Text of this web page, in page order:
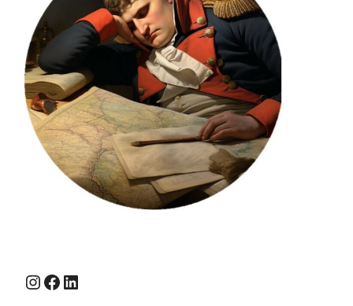
Instagram
Facebook
LinkedIn